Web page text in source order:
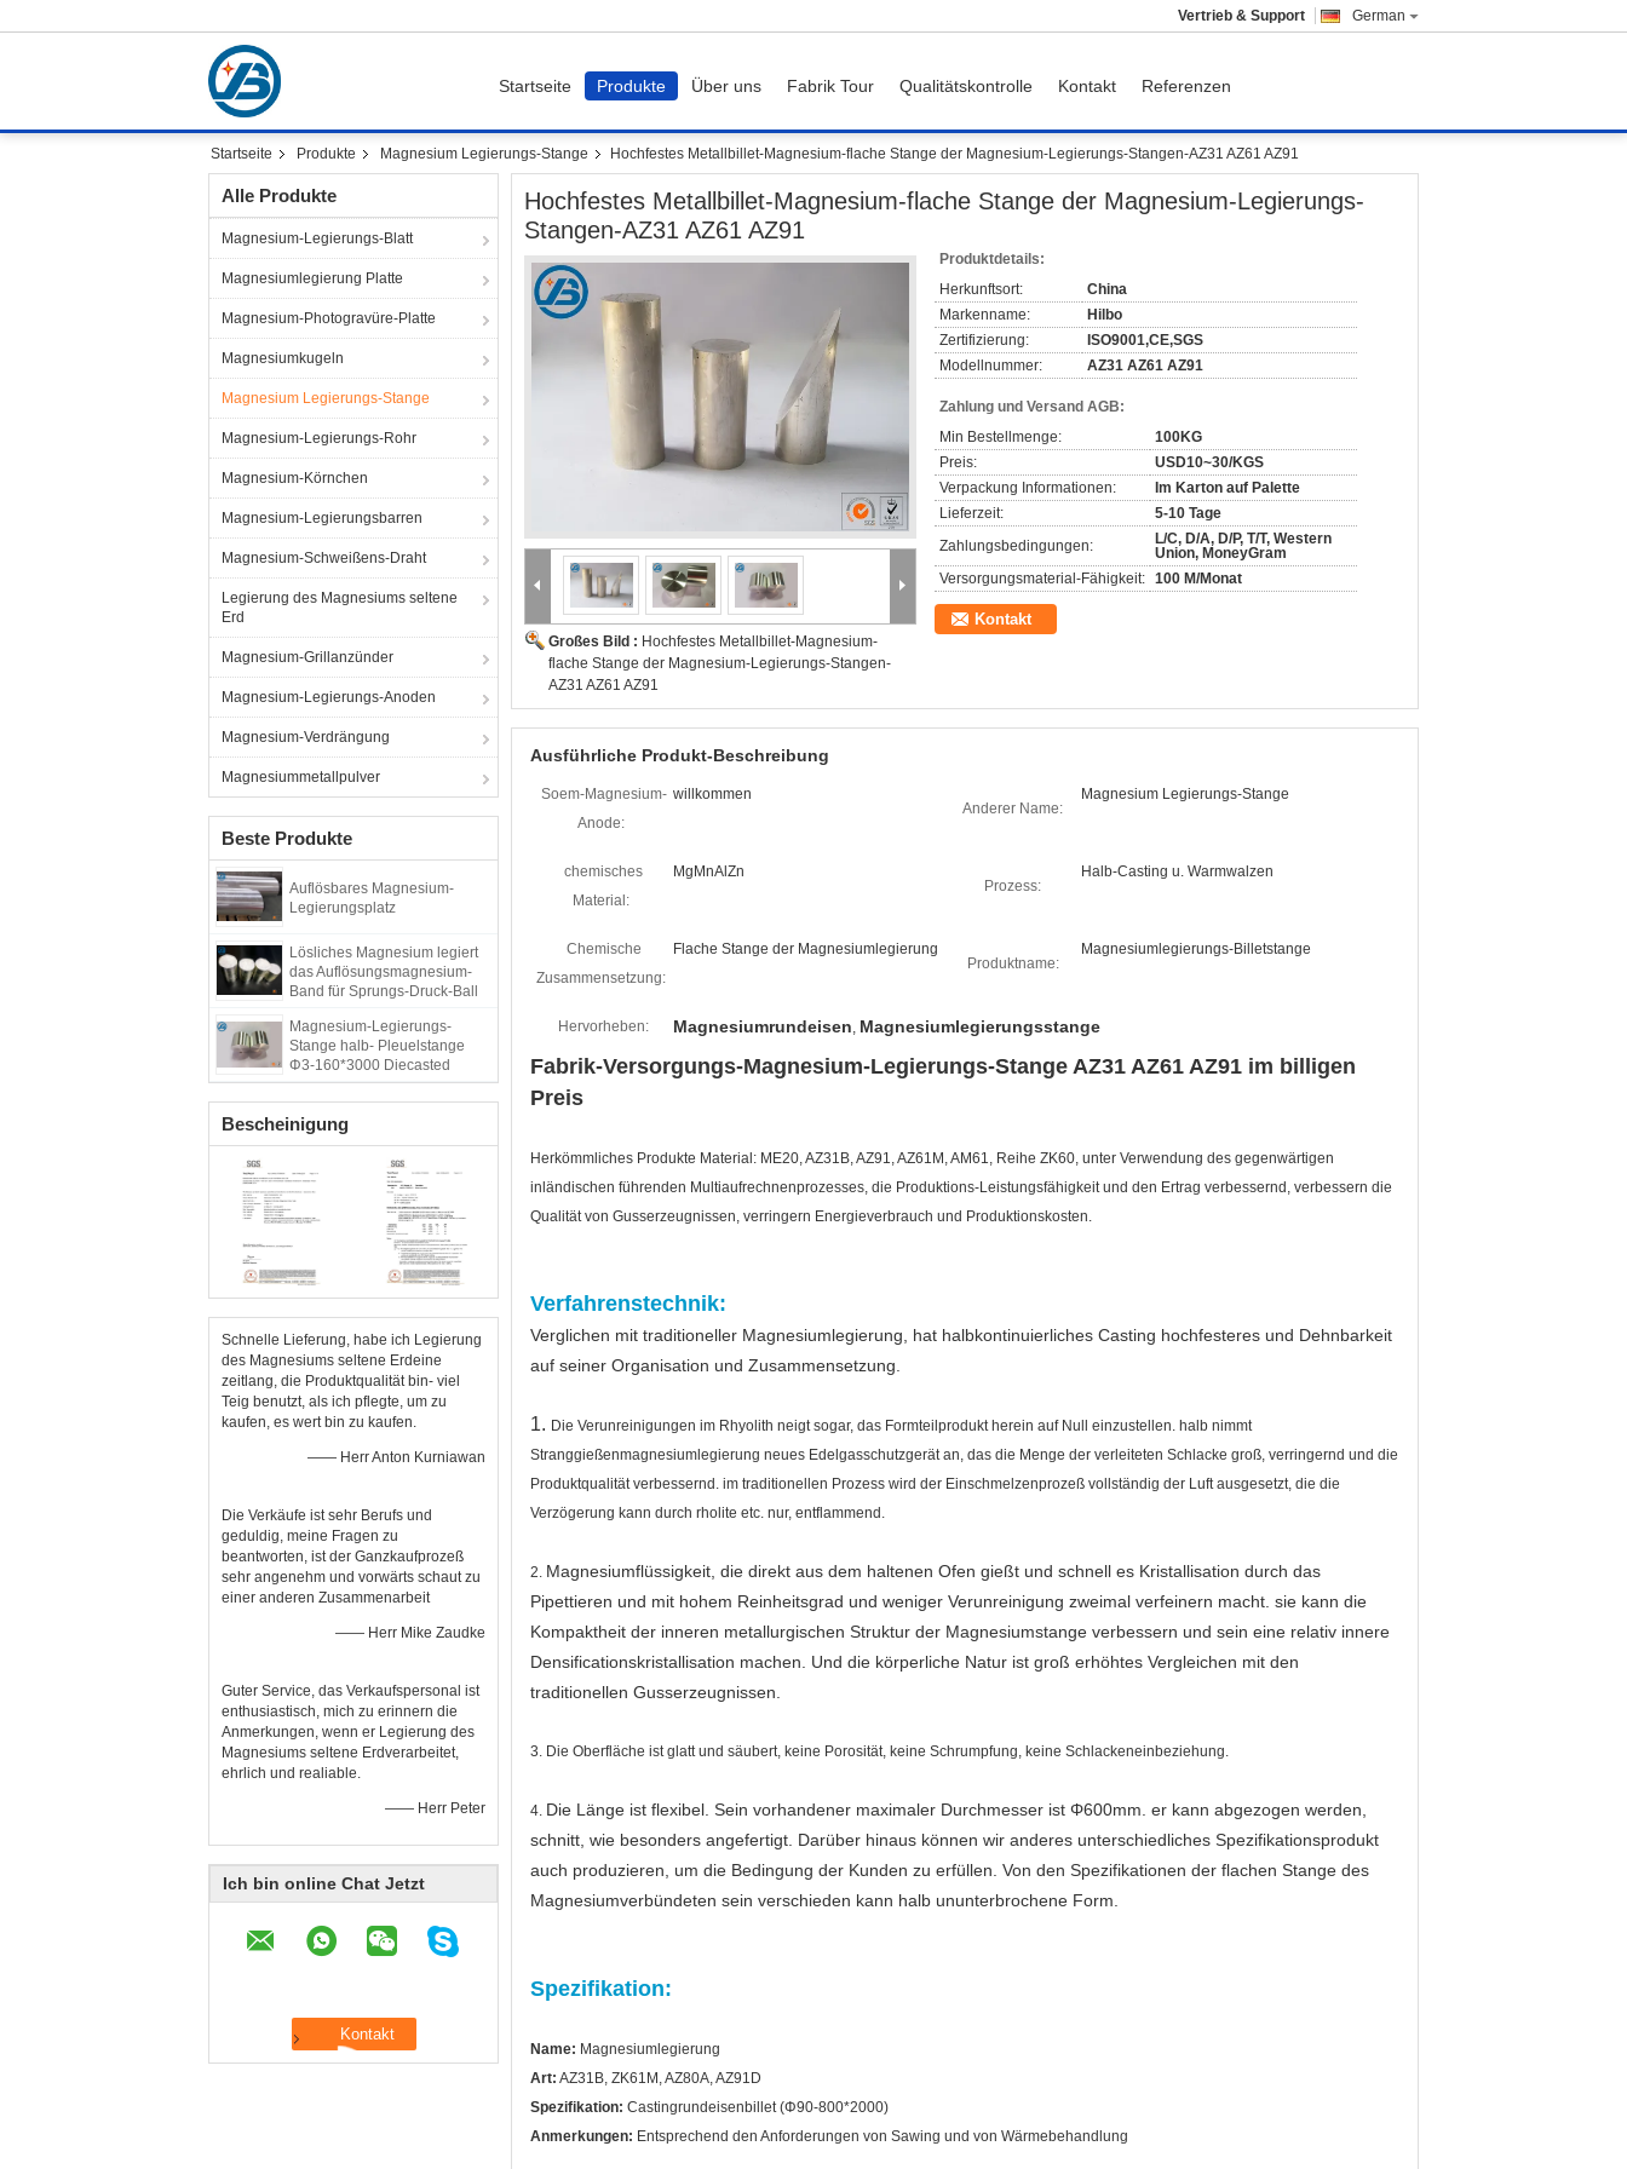
German
Vertrieb & Support
Startseite Produkte Über uns Fabrik Tour Qualitätskontrolle Kontakt Referenzen
Startseite Produkte Magnesium Legierungs-Stange Hochfestes Metallbillet-Magnesium-flache Stange der Magnesium-Legierungs-Stangen-AZ31 AZ61 AZ91
Alle Produkte
Magnesium-Legierungs-Blatt
Magnesiumlegierung Platte
Magnesium-Photogravüre-Platte
Magnesiumkugeln
Magnesium Legierungs-Stange
Magnesium-Legierungs-Rohr
Magnesium-Körnchen
Magnesium-Legierungsbarren
Magnesium-Schweißens-Draht
Legierung des Magnesiums seltene
Erd
Magnesium-Grillanzünder
Magnesium-Legierungs-Anoden
Magnesium-Verdrängung
Magnesiummetallpulver
Beste Produkte
Auflösbares Magnesium-
Legierungsplatz
Lösliches Magnesium legiert
das Auflösungsmagnesium-
Band für Sprungs-Druck-Ball
Magnesium-Legierungs-
Stange halb- Pleuelstange
Φ3-160*3000 Diecasted
AZ31B
Bescheinigung
Schnelle Lieferung, habe ich Legierung
des Magnesiums seltene Erdeine
zeitlang, die Produktqualität bin- viel
Teig benutzt, als ich pflegte, um zu
kaufen, es wert bin zu kaufen.
—— Herr Anton Kurniawan
Die Verkäufe ist sehr Berufs und
geduldig, meine Fragen zu
beantworten, ist der Ganzkaufprozeß
sehr angenehm und vorwärts schaut zu
einer anderen Zusammenarbeit
—— Herr Mike Zaudke
Guter Service, das Verkaufspersonal ist
enthusiastisch, mich zu erinnern die
Anmerkungen, wenn er Legierung des
Magnesiums seltene Erdverarbeitet,
ehrlich und realiable.
—— Herr Peter
Ich bin online Chat Jetzt
Hochfestes Metallbillet-Magnesium-flache Stange der Magnesium-Legierungs-
Stangen-AZ31 AZ61 AZ91
Großes Bild : Hochfestes Metallbillet-Magnesium-
flache Stange der Magnesium-Legierungs-Stangen-
AZ31 AZ61 AZ91
Produktdetails:
Herkunftsort:
China
Markenname:
Hilbo
Zertifizierung:
ISO9001,CE,SGS
Modellnummer:
AZ31 AZ61 AZ91
Zahlung und Versand AGB:
Min Bestellmenge:
100KG
Preis:
USD10~30/KGS
Verpackung Informationen:
Im Karton auf Palette
Lieferzeit:
5-10 Tage
Zahlungsbedingungen:
L/C, D/A, D/P, T/T, Western
Union, MoneyGram
Versorgungsmaterial-Fähigkeit: 100 M/Monat
Kontakt
Ausführliche Produkt-Beschreibung
Soem-Magnesium-
Anode:
willkommen
Anderer Name:
Magnesium Legierungs-Stange
chemisches
Material:
MgMnAlZn
Prozess:
Halb-Casting u. Warmwalzen
Chemische
Zusammensetzung:
Flache Stange der Magnesiumlegierung
Produktname:
Magnesiumlegierungs-Billetstange
Hervorheben: Magnesiumrundeisen, Magnesiumlegierungsstange
Fabrik-Versorgungs-Magnesium-Legierungs-Stange AZ31 AZ61 AZ91 im billigen
Preis
Herkömmliches Produkte Material: ME20, AZ31B, AZ91, AZ61M, AM61, Reihe ZK60, unter Verwendung des gegenwärtigen
inländischen führenden Multiaufrechnenprozesses, die Produktions-Leistungsfähigkeit und den Ertrag verbessernd, verbessern die
Qualität von Gusserzeugnissen, verringern Energieverbrauch und Produktionskosten.
Verfahrenstechnik:
Verglichen mit traditioneller Magnesiumlegierung, hat halbkontinuierliches Casting hochfesteres und Dehnbarkeit
auf seiner Organisation und Zusammensetzung.
1. Die Verunreinigungen im Rhyolith neigt sogar, das Formteilprodukt herein auf Null einzustellen. halb nimmt
Stranggießenmagnesiumlegierung neues Edelgasschutzgerät an, das die Menge der verleiteten Schlacke groß, verringernd und die
Produktqualität verbessernd. im traditionellen Prozess wird der Einschmelzenprozeß vollständig der Luft ausgesetzt, die die
Verzögerung kann durch rholite etc. nur, entflammend.
2. Magnesiumflüssigkeit, die direkt aus dem haltenen Ofen gießt und schnell es Kristallisation durch das
Pipettieren und mit hohem Reinheitsgrad und weniger Verunreinigung zweimal verfeinern macht. sie kann die
Kompaktheit der inneren metallurgischen Struktur der Magnesiumstange verbessern und sein eine relativ innere
Densificationskristallisation machen. Und die körperliche Natur ist groß erhöhtes Vergleichen mit den
traditionellen Gusserzeugnissen.
3. Die Oberfläche ist glatt und säubert, keine Porosität, keine Schrumpfung, keine Schlackeneinbeziehung.
4. Die Länge ist flexibel. Sein vorhandener maximaler Durchmesser ist Φ600mm. er kann abgezogen werden,
schnitt, wie besonders angefertigt. Darüber hinaus können wir anderes unterschiedliches Spezifikationsprodukt
auch produzieren, um die Bedingung der Kunden zu erfüllen. Von den Spezifikationen der flachen Stange des
Magnesiumverbündeten sein verschieden kann halb ununterbrochene Form.
Spezifikation:
Name: Magnesiumlegierung
Art: AZ31B, ZK61M, AZ80A, AZ91D
Spezifikation: Castingrundeisenbillet (Φ90-800*2000)
Anmerkungen: Entsprechend den Anforderungen von Sawing und von Wärmebehandlung